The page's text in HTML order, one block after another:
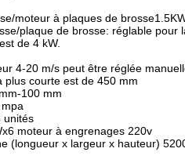
moteur à plaques de brosse
plaque de brosse: réglable pour
de 4 kW.
4-20 m/s peut être réglée
courte est de 450 mm
100 mm
unités
moteur à engrenages 220v
(longueur x largeur x hauteur)